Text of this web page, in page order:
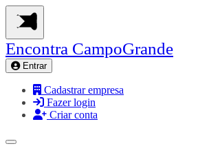
Encontra CampoGrande
Entrar
Cadastrar empresa
Fazer login
Criar conta